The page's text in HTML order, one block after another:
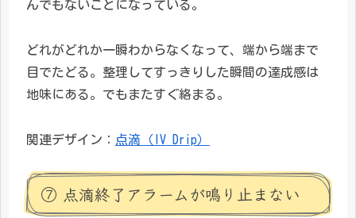
んでもないことになっている。
どれがどれか一瞬わからなくなって、端から端まで
目でたどる。整理してすっきりした瞬間の達成感は
地味にある。でもまたすぐ絡まる。
関連デザイン： 点滴（IV Drip）
⑦ 点滴終了アラームが鳴り止まない